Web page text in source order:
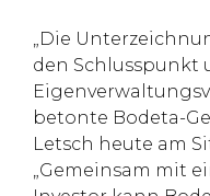
„Die
den Schlusspunkt
betonte Bodeta-
Letsch heute am
„Gemeinsam mit